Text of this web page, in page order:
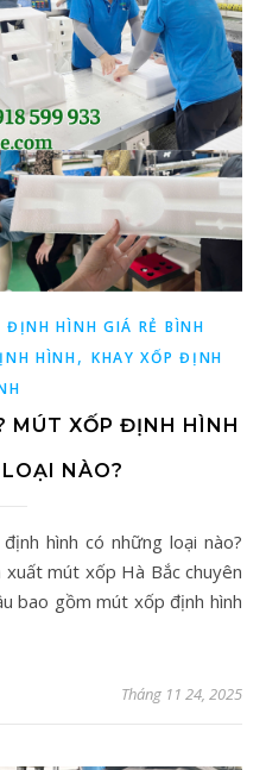
ĐỊNH HÌNH GIÁ RẺ BÌNH
HÌNH, KHAY XỐP ĐỊNH
MÚT XỐP ĐỊNH HÌNH
NÀO?
mút xốp Hà Bắc chuyên
bao gồm mút xốp định hình
Tháng 11 24, 2025